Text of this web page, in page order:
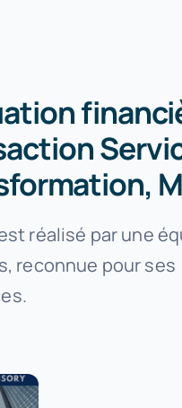
réalisé par une
reconnue pour ses